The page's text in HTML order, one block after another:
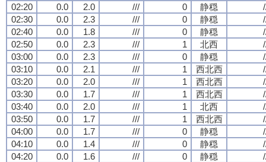
02:20
0.0 2.0 /// 0 静穏
02:30
0.0 2.3 /// 0 静穏
02:40
0.0 1.8 /// 0 静穏
02:50
0.0 2.3 /// 1 北西
03:00
0.0 2.3 /// 0 静穏
03:10
0.0 2.1 /// 1 西北西
03:20
0.0 2.0 /// 1 西北西
03:30
0.0 1.7 /// 1 西北西
03:40
0.0 2.0 /// 1 北西
03:50
0.0 1.7 /// 1 西北西
04:00
0.0 1.7 /// 0 静穏
04:10
0.0 1.4 /// 0 静穏
04:20
0.0 1.6 /// 0 静穏